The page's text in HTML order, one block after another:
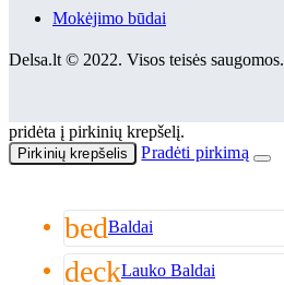
Mokėjimo būdai
Delsa.lt © 2022. Visos teisės saugomos.
pridėta į pirkinių krepšelį.
Pirkinių krepšelis Pradėti pirkimą
bedBaldai
deckLauko Baldai